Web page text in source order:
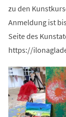
zu den
Anmeldung ist
Seite des
https://